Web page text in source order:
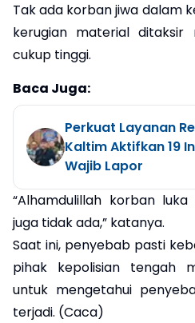
Tak ada korban jiwa dalam
kerugian material ditaksir
cukup tinggi.
Baca Juga:
Perkuat Layanan
Kaltim Aktifkan 19
Wajib Lapor
“Alhamdulillah korban
juga tidak ada,” katanya.
Saat ini, penyebab pasti
pihak kepolisian tengah
untuk mengetahui
terjadi. (Caca)